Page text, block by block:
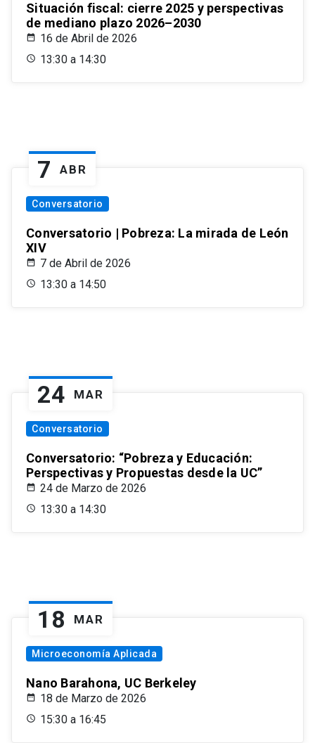
Situación fiscal: cierre 2025 y perspectivas
de mediano plazo 2026–2030
16 de Abril de 2026
13:30 a 14:30
7 ABR
Conversatorio
Conversatorio | Pobreza: La mirada de León
XIV
7 de Abril de 2026
13:30 a 14:50
24 MAR
Conversatorio
Conversatorio: “Pobreza y Educación:
Perspectivas y Propuestas desde la UC”
24 de Marzo de 2026
13:30 a 14:30
18 MAR
Microeconomía Aplicada
Nano Barahona, UC Berkeley
18 de Marzo de 2026
15:30 a 16:45